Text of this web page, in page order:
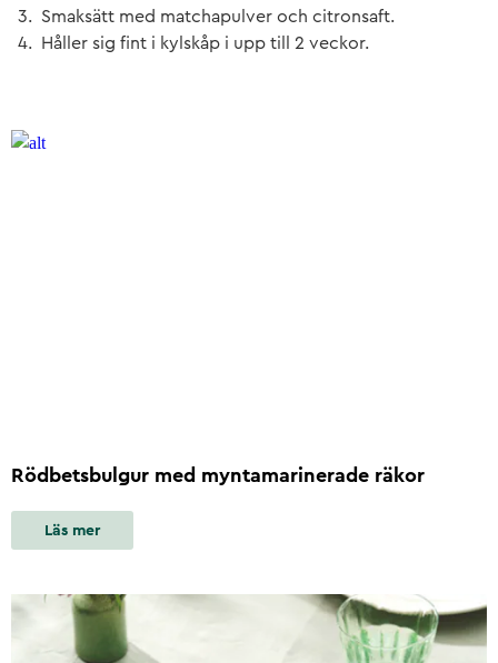
3. Smaksätt med matchapulver och citronsaft.
4. Håller sig fint i kylskåp i upp till 2 veckor.
Rödbetsbulgur med myntamarinerade räkor
Läs mer